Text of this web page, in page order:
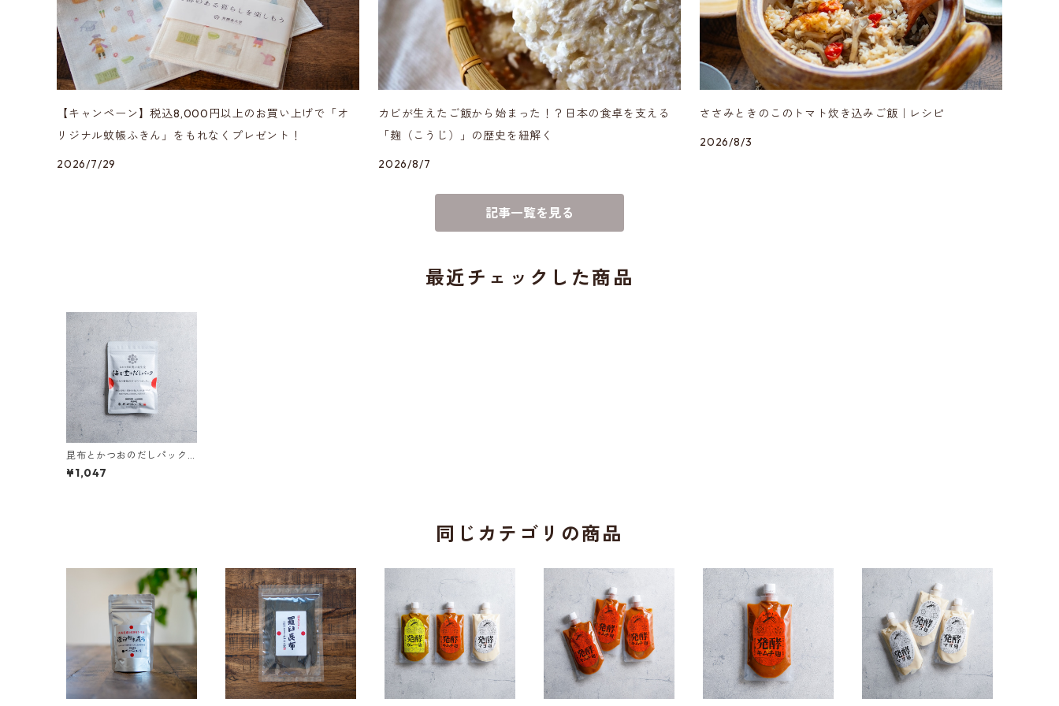
【キャンペーン】税込8,000円以上のお買い上げで「オ
リジナル蚊帳ふきん」をもれなくプレゼント！
2026/7/29
カビが生えたご飯から始まった！？日本の食卓を支える
「麹（こうじ）」の歴史を紐解く
2026/8/7
ささみときのこのトマト炊き込みご飯｜レシピ
2026/8/3
記事一覧を見る
最近チェックした商品
昆布とかつおのだしパック
（奥井海生堂）
¥1,047
同じカテゴリの商品